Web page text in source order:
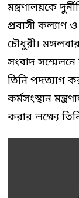
মন্ত্রণালয়কে
প্রবাসী কল্যাণ
চৌধুরী।
সংবাদ
তিনি পদত্যাগ
কর্মসংস্থান
করার লক্ষ্যে